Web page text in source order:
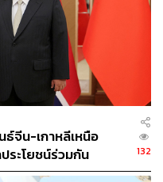
ถูกกักตัวเป็นเวลา 5
อต้านรัฐ แต่ได้รับการ
ทหารในสงคราม
ในข้อหามีพฤติกรรม
ตัวแล้วในเดือนธันวาคม
จีน-เกาหลีเหนือ
ะโยชน์ร่วมกัน
132